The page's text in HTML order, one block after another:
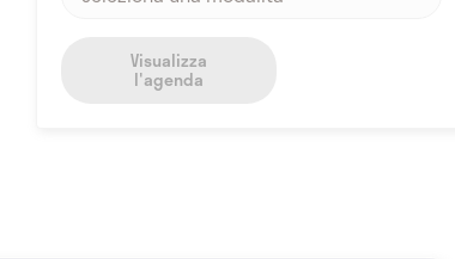
Visualizza
l'agenda